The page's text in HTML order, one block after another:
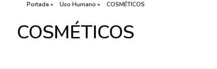
Portada » Uso Humano » COSMÉTICOS
COSMÉTICOS